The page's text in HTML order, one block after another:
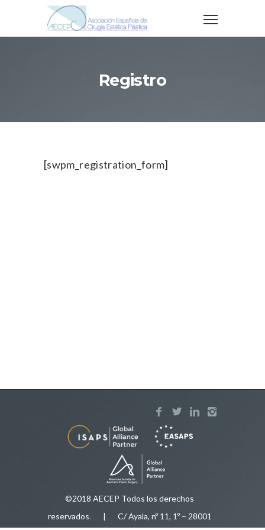
Registro
[swpm_registration_form]
©2018 AECEP Todos los derechos
reservados. | C/ Ayala, nº 11, 1º – 28001